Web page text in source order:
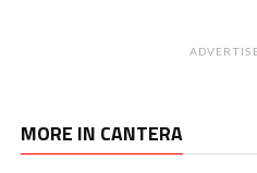
MORE IN CANTERA